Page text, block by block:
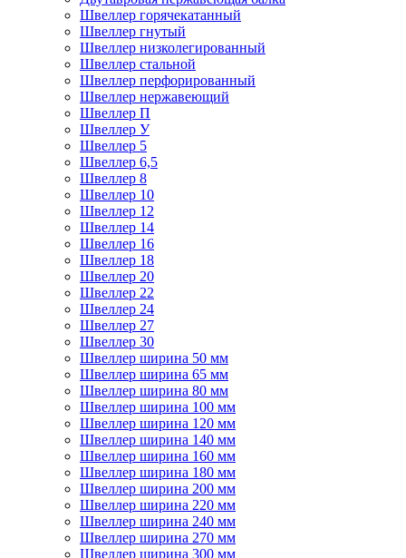
Швеллер горячекатанный
Швеллер гнутый
Швеллер низколегированный
Швеллер стальной
Швеллер перфорированный
Швеллер нержавеющий
Швеллер П
Швеллер У
Швеллер 5
Швеллер 6,5
Швеллер 8
Швеллер 10
Швеллер 12
Швеллер 14
Швеллер 16
Швеллер 18
Швеллер 20
Швеллер 22
Швеллер 24
Швеллер 27
Швеллер 30
Швеллер ширина 50 мм
Швеллер ширина 65 мм
Швеллер ширина 80 мм
Швеллер ширина 100 мм
Швеллер ширина 120 мм
Швеллер ширина 140 мм
Швеллер ширина 160 мм
Швеллер ширина 180 мм
Швеллер ширина 200 мм
Швеллер ширина 220 мм
Швеллер ширина 240 мм
Швеллер ширина 270 мм
Швеллер ширина 300 мм